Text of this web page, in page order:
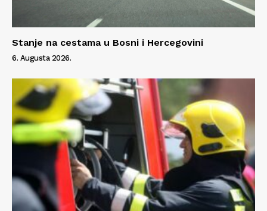
Stanje na cestama u Bosni i Hercegovini
6. Augusta 2026.